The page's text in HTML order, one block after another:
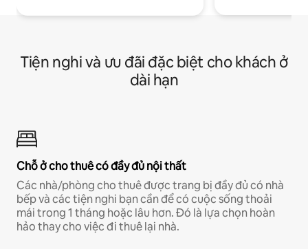
Tiện nghi và ưu đãi đặc biệt cho khách ở
dài hạn
Chỗ ở cho thuê có đầy đủ nội thất
Các nhà/phòng cho thuê được trang bị đầy đủ có nhà
bếp và các tiện nghi bạn cần để có cuộc sống thoải
mái trong 1 tháng hoặc lâu hơn. Đó là lựa chọn hoàn
hảo thay cho việc đi thuê lại nhà.